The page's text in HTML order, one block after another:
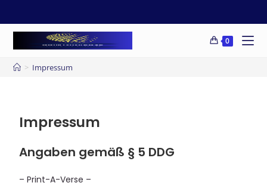
0
> Impressum
Impressum
Angaben gemäß § 5 DDG
– Print-A-Verse –